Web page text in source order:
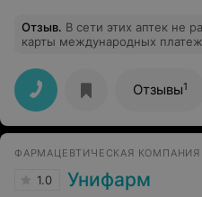
Отзыв. В сети этих аптек не
карты международных
Отзывы1
ФАРМАЦЕВТИЧЕСКАЯ КОМПАНИЯ
1.0 Унифарм